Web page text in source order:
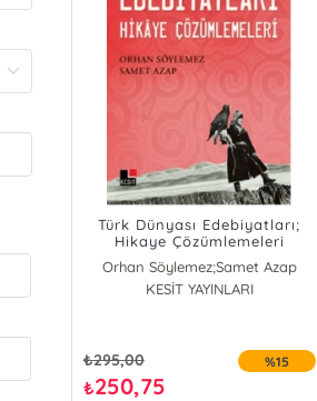
Türk Dünyası Edebiyatları;
Hikaye Çözümlemeleri
Orhan Söylemez;Samet Azap
Orhan Söylemez
KESİT YAYINLARI
₺295,00
₺250,75
%15